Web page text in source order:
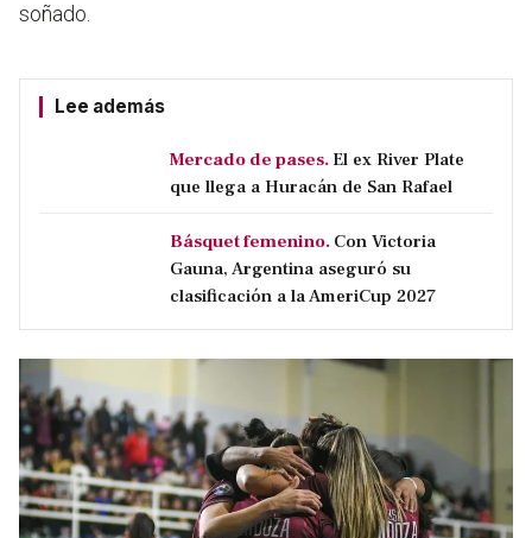
soñado.
Lee además
Mercado de pases. El ex River Plate
que llega a Huracán de San Rafael
Básquet femenino. Con Victoria
Gauna, Argentina aseguró su
clasificación a la AmeriCup 2027